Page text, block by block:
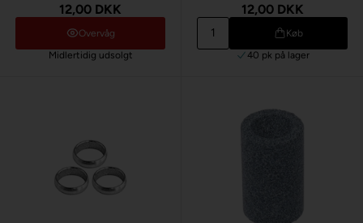
12,00 DKK
Overvåg
Midlertidig udsolgt
12,00 DKK
Køb
40 pk på lager